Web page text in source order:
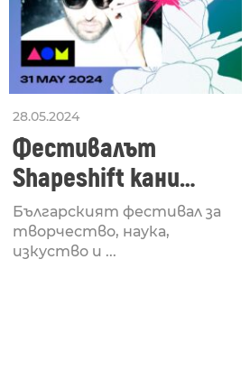
28.05.2024
Фестивалът
Shapeshift кани
Fabrizio Mammarella
за откриването си
Българският фестивал за
творчество, наука,
изкуство и ...